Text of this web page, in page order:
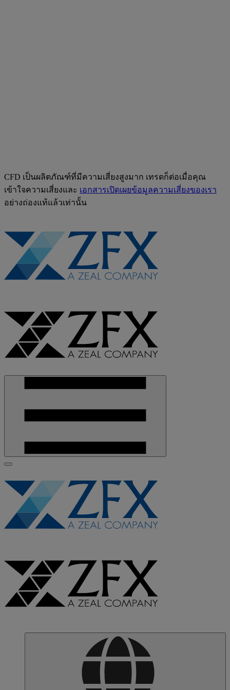
CFD เป็นผลิตภัณฑ์ที่มีความเสี่ยงสูงมาก เทรดก็ต่อเมื่อคุณ
เข้าใจความเสี่ยงและ เอกสารเปิดเผยข้อมูลความเสี่ยงของเรา
อย่างถ่องแท้แล้วเท่านั้น